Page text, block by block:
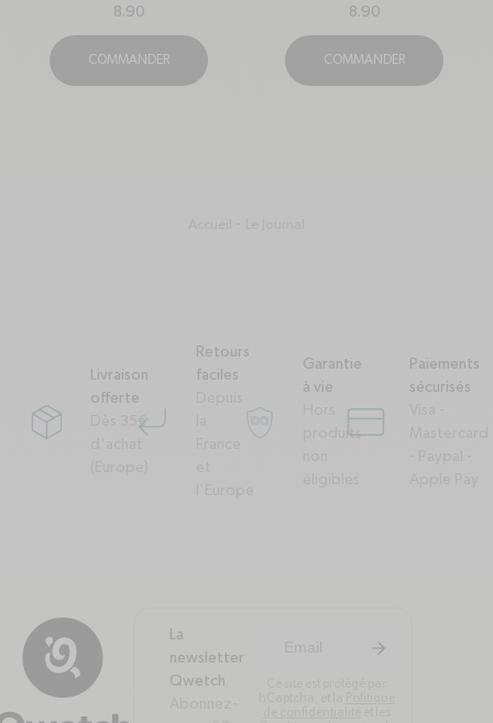
8.90
COMMANDER
8.90
COMMANDER
package
Livraison
offerte
Dès 35€
corner-down-left
Retours
faciles
garantie-a-vie
Garantie
à vie
produitscredit-card
Paiements
sécurisés
La
newsletter
Qwetch
arrow-right
S'inscrire à la